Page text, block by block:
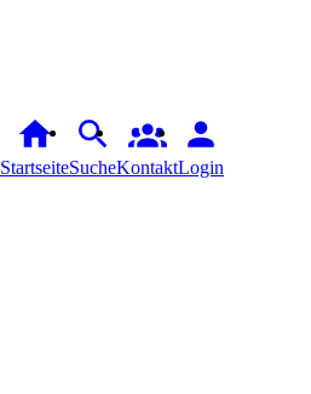
StartseiteSucheKontaktLogin